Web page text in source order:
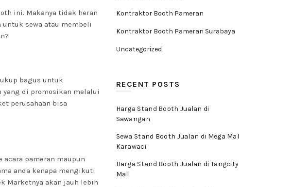
ini. Makanya tidak heran
sewa atau membeli
bagus untuk
di promosikan melalui
perusahaan bisa
acara pameran maupun
anda kenapa mengikuti
Marketnya akan jauh lebih
Kontraktor Booth Pameran
Kontraktor Booth Pameran Surabaya
Uncategorized
RECENT POSTS
Harga Stand Booth Jualan di
Sawangan
Sewa Stand Booth Jualan di Mega Mal
Karawaci
Harga Stand Booth Jualan di Tangcity
Mall